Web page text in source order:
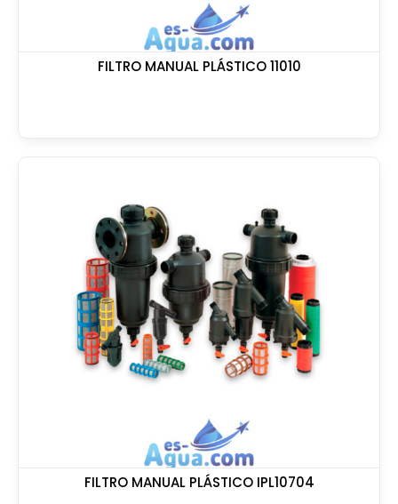
FILTRO MANUAL PLÁSTICO 11010
FILTRO MANUAL PLÁSTICO IPL10704